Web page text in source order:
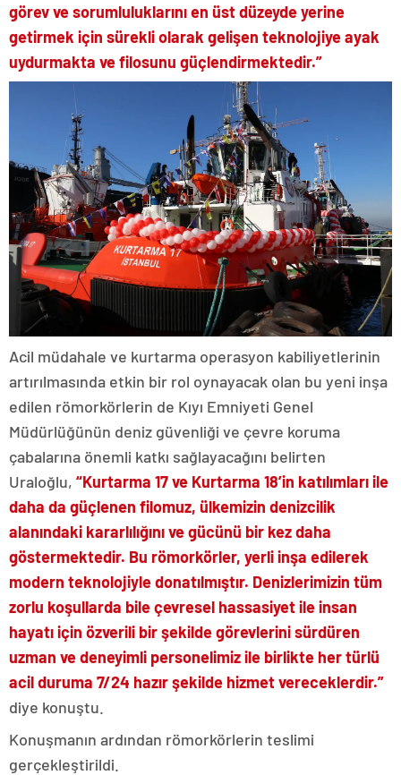
görev ve sorumluluklarını en üst düzeyde yerine
getirmek için sürekli olarak gelişen teknolojiye ayak
uydurmakta ve filosunu güçlendirmektedir.”
Acil müdahale ve kurtarma operasyon kabiliyetlerinin
artırılmasında etkin bir rol oynayacak olan bu yeni inşa
edilen römorkörlerin de Kıyı Emniyeti Genel
Müdürlüğünün deniz güvenliği ve çevre koruma
çabalarına önemli katkı sağlayacağını belirten
Uraloğlu, “Kurtarma 17 ve Kurtarma 18’in katılımları ile
daha da güçlenen filomuz, ülkemizin denizcilik
alanındaki kararlılığını ve gücünü bir kez daha
göstermektedir. Bu römorkörler, yerli inşa edilerek
modern teknolojiyle donatılmıştır. Denizlerimizin tüm
zorlu koşullarda bile çevresel hassasiyet ile insan
hayatı için özverili bir şekilde görevlerini sürdüren
uzman ve deneyimli personelimiz ile birlikte her türlü
acil duruma 7/24 hazır şekilde hizmet vereceklerdir.”
diye konuştu.
Konuşmanın ardından römorkörlerin teslimi
gerçekleştirildi.